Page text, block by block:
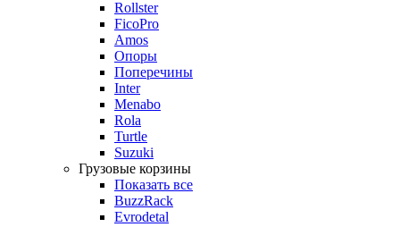
Rollster
FicoPro
Amos
Опоры
Поперечины
Inter
Menabo
Rola
Turtle
Suzuki
Грузовые корзины
Показать все
BuzzRack
Evrodetal